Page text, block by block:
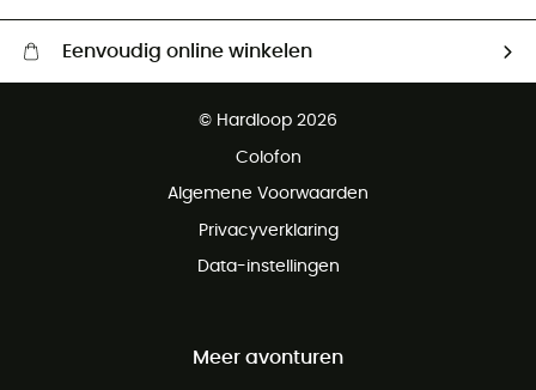
Eenvoudig online winkelen
Gratis retourneren binnen 100 dagen
© Hardloop 2026
Colofon
Algemene Voorwaarden
Privacyverklaring
Data-instellingen
Meer avonturen